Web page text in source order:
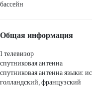
бассейн
Общая информация
1 телевизор
спутниковая антенна
спутниковая антенна языки:
голландский, французский